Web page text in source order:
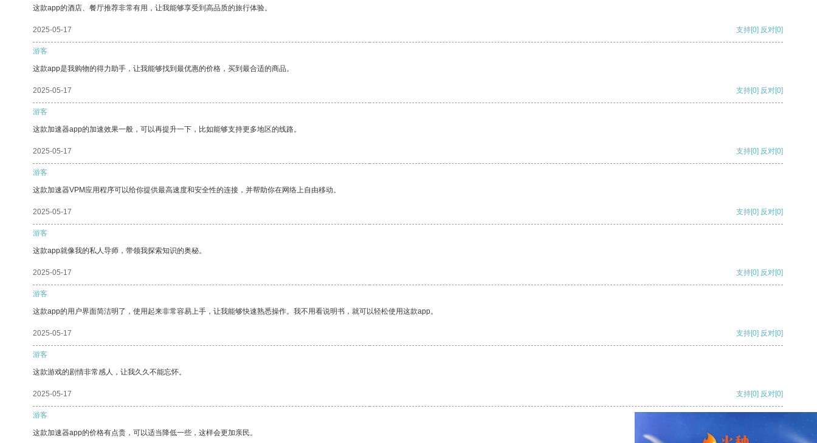
这款app的酒店、餐厅推荐非常有用，让我能够享受到高品质的旅行体验。
2025-05-17 支持[0] 反对[0]
游客
这款app是我购物的得力助手，让我能够找到最优惠的价格，买到最合适的商品。
2025-05-17 支持[0] 反对[0]
游客
这款加速器app的加速效果一般，可以再提升一下，比如能够支持更多地区的线路。
2025-05-17 支持[0] 反对[0]
游客
这款加速器VPM应用程序可以给你提供最高速度和安全性的连接，并帮助你在网络上自由移动。
2025-05-17 支持[0] 反对[0]
游客
这款app就像我的私人导师，带领我探索知识的奥秘。
2025-05-17 支持[0] 反对[0]
游客
这款app的用户界面简洁明了，使用起来非常容易上手，让我能够快速熟悉操作。我不用看说明书，就可以轻松使用这款app。
2025-05-17 支持[0] 反对[0]
游客
这款游戏的剧情非常感人，让我久久不能忘怀。
2025-05-17 支持[0] 反对[0]
游客
这款加速器app的价格有点贵，可以适当降低一些，这样会更加亲民。